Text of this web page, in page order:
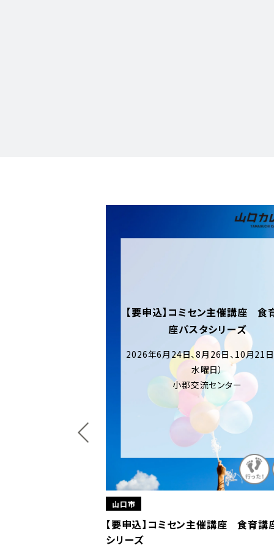
山口市
【要申込】きららバドミントン教室
2026年7月1日、8日 、8月5日、26日、9月2日、